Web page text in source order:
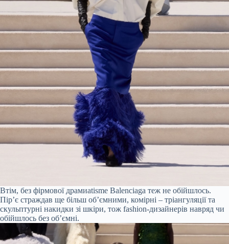
Втім, без фірмової драмиatisme Balenciaga теж не обійшлось.
Пір’є страждав ще більш об’ємними, комірні – тріангуляції та
скульптурні накидки зі шкіри, тож fashion-дизайнерів навряд чи
обійшлось без об’ємні.